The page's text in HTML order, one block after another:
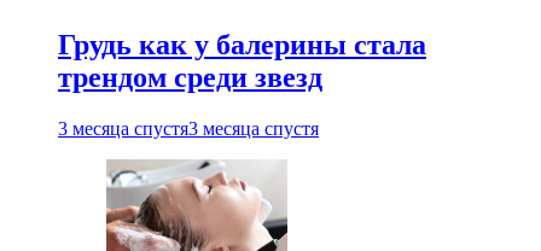
Грудь как у балерины стала
трендом среди звезд
3 месяца спустя3 месяца спустя